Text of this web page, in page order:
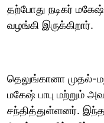
தற்போது நடிகர்
வழங்கி இருக்கிறார்.
தெலுங்கானா முதல்-
மகேஷ் பாபு மற்றும்
சந்தித்துள்ளனர்.